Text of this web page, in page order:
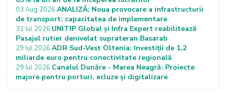
03 Aug 2026 ANALIZĂ: Noua provocare a infrastructurii
de transport: capacitatea de implementare
31 Iul 2026 UNITIP Global și Infra Expert reabilitează
Pasajul rutier denivelat suprateran Basarab
29 Iul 2026 ADR Sud-Vest Oltenia: Investiții de 1,2
miliarde euro pentru conectivitate regională
29 Iul 2026 Canalul Dunăre - Marea Neagră: Proiecte
majore pentru porturi, ecluze și digitalizare